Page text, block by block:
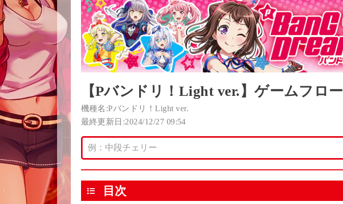
【Pバンドリ！Light ver.】ゲームフロー
機種名:Pバンドリ！Light ver.
最終更新日:2024/12/27 09:54
目次